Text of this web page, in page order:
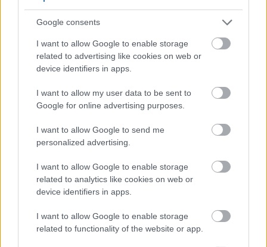
Google consents
I want to allow Google to enable storage
related to advertising like cookies on web or
device identifiers in apps.
I want to allow my user data to be sent to
Google for online advertising purposes.
I want to allow Google to send me
personalized advertising.
I want to allow Google to enable storage
related to analytics like cookies on web or
device identifiers in apps.
I want to allow Google to enable storage
related to functionality of the website or app.
könyvtár épületét
Az aranykor legnagyobb családi viszályának
lezárását testesíti meg a Wenckheim-palota, ami ma
a főváros központi könyvtárának ad otthont.